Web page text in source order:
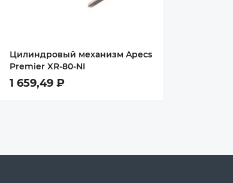
Цилиндровый механизм Apecs
Premier XR-80-NI
1 659,49 ₽